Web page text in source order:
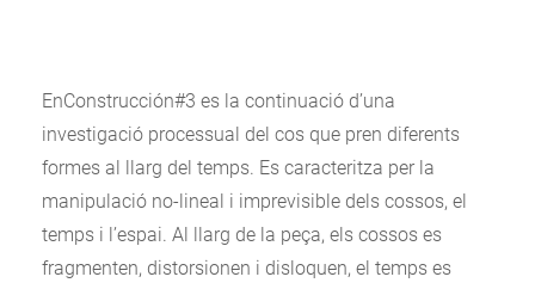
EnConstrucción#3 es la continuació d’una
investigació processual del cos que pren diferents
formes al llarg del temps. Es caracteritza per la
manipulació no-lineal i imprevisible dels cossos, el
temps i l’espai. Al llarg de la peça, els cossos es
fragmenten, distorsionen i disloquen, el temps es